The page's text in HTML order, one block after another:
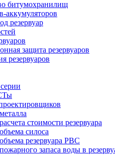
битумохранилищ
аккумуляторов
резервуар
защита резервуаров
резервуаров
стоимости резервуара
силоса
резервуара РВС
запаса воды в